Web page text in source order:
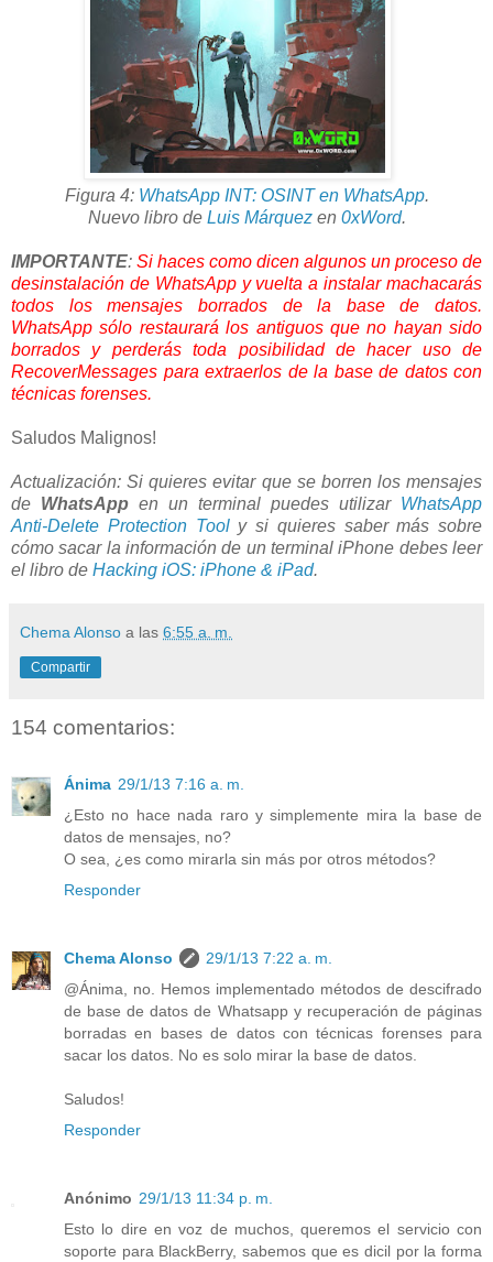
Figura 4: WhatsApp INT: OSINT en WhatsApp.
Nuevo libro de Luis Márquezen 0xWord.
IMPORTANTE: Si haces como dicen algunos un proceso de
desinstalación de WhatsApp y vuelta a instalar machacarás
todos los mensajes borrados de la base de datos.
WhatsApp sólo restaurará los antiguos que no hayan sido
borrados y perderás toda posibilidad de hacer uso de
RecoverMessages para extraerlos de la base de datos con
técnicas forenses.
Saludos Malignos!
Actualización: Si quieres evitar que se borren los mensajes
de WhatsApp en un terminal puedes utilizar WhatsApp
Anti-Delete Protection Tooly si quieres saber más sobre
cómo sacar la información de un terminal iPhone debes leer
el libro de Hacking iOS: iPhone & iPad.
Chema Alonso a las 6:55 a. m.
Compartir
154 comentarios:
Ánima 29/1/13 7:16 a. m.
¿Esto no hace nada raro y simplemente mira la base de
datos de mensajes, no?
O sea, ¿es como mirarla sin más por otros métodos?
Responder
Chema Alonso
29/1/13 7:22 a. m.
@Ánima, no. Hemos implementado métodos de descifrado
de base de datos de Whatsapp y recuperación de páginas
borradas en bases de datos con técnicas forenses para
sacar los datos. No es solo mirar la base de datos.
Saludos!
Responder
Anónimo 29/1/13 11:34 p. m.
Esto lo dire en voz de muchos, queremos el servicio con
soporte para BlackBerry, sabemos que es dicil por la forma